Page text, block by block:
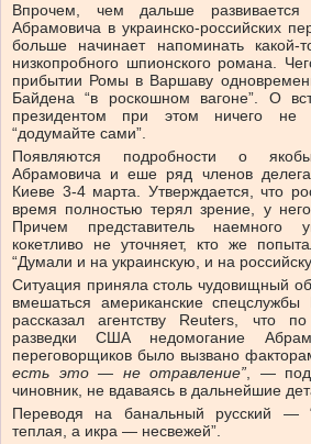
Впрочем, чем дальше развивается
Абрамовича в украинско-российских
больше начинает напоминать
низкопробного шпионского романа.
прибытии Ромы в Варшаву
Байдена “в роскошном вагоне”. О
президентом при этом ничего не
“додумайте сами”.
Появляются подробности о
Абрамовича и еше ряд членов
Киеве 3-4 марта. Утверждается, что
время полностью терял зрение, у
Причем представитель наемного
кокетливо не уточняет, кто же
“Думали и на украинскую, и на
Ситуация приняла столь чудовищный
вмешаться американские спецслужбы
рассказал агентству Reuters, что
разведки США недомогание
переговорщиков было вызвано
есть это — не отравление” , —
чиновник, не вдаваясь в дальнейшие
Переводя на банальный русский —
теплая, а икра — несвежей”.